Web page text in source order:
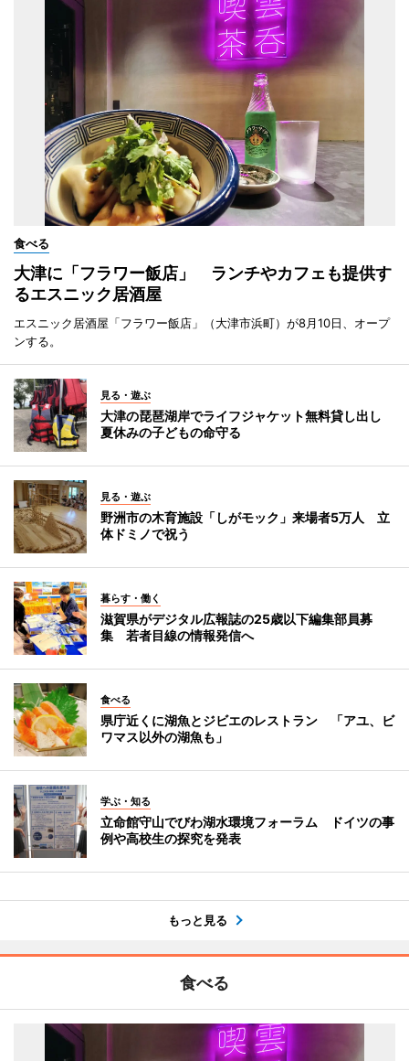
食べる
大津に「フラワー飯店」 ランチやカフェも提供す
るエスニック居酒屋
エスニック居酒屋「フラワー飯店」（大津市浜町）が8月10日、オープ
ンする。
見る・遊ぶ
大津の琵琶湖岸でライフジャケット無料貸し出し
夏休みの子どもの命守る
見る・遊ぶ
野洲市の木育施設「しがモック」来場者5万人 立
体ドミノで祝う
暮らす・働く
滋賀県がデジタル広報誌の25歳以下編集部員募
集 若者目線の情報発信へ
食べる
県庁近くに湖魚とジビエのレストラン 「アユ、ビ
ワマス以外の湖魚も」
学ぶ・知る
立命館守山でびわ湖水環境フォーラム ドイツの事
例や高校生の探究を発表
もっと見る
食べる